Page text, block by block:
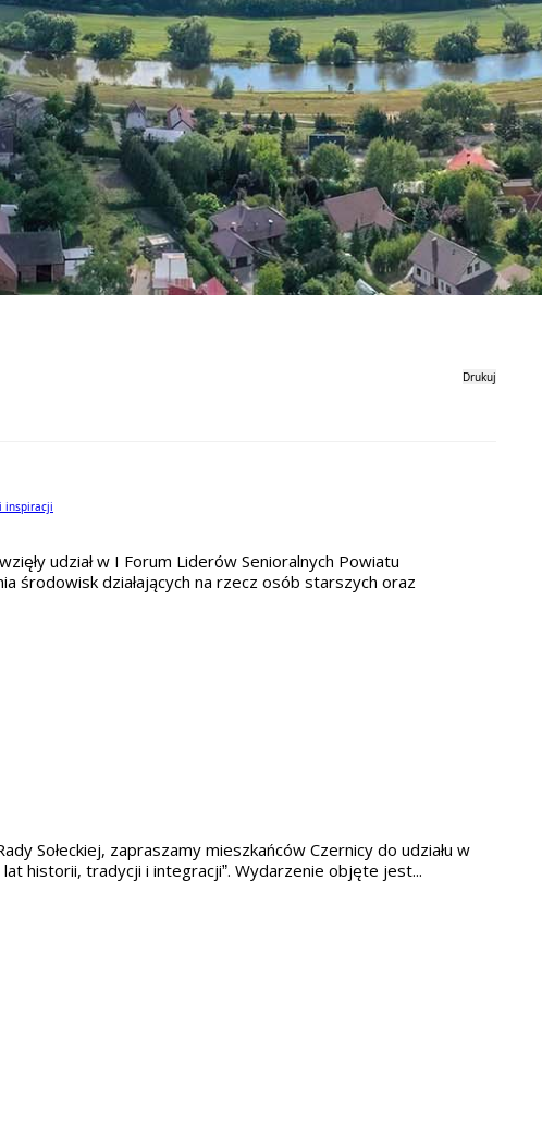
Drukuj
inspiracji
udział w I Forum Liderów Senioralnych Powiatu
środowisk działających na rzecz osób starszych oraz
Sołeckiej, zapraszamy mieszkańców Czernicy do udziału w
historii, tradycji i integracji”. Wydarzenie objęte jest...